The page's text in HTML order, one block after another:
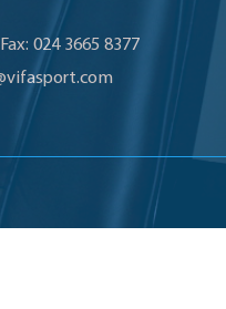
Fax: 024 3665 8377